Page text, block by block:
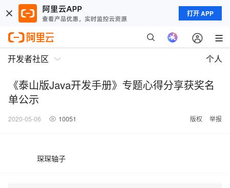
打开 APP
开发者社区 个人
《泰山版Java开发手册》专题心得分享获奖名
单公示
2020-05-06 10051 版权 举报
琛琛轴子